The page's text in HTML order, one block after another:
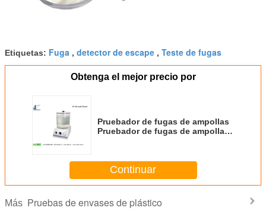
Etiquetas: Fuga , detector de escape , Teste de fugas
Obtenga el mejor precio por
Pruebador de fugas de ampollas
Pruebador de fugas de ampollas
Continuar
Más Pruebas de envases de plástico